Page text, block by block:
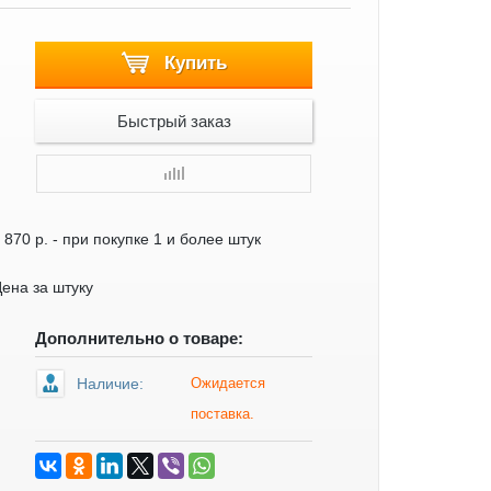
Купить
Быстрый заказ
870 р. - при покупке 1 и более штук
за штуку
Дополнительно о товаре:
Наличие:
Ожидается
поставка.